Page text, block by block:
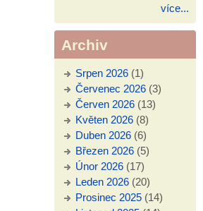
více...
Archiv
Srpen 2026(1)
Červenec 2026(3)
Červen 2026(13)
Květen 2026(8)
Duben 2026(6)
Březen 2026(5)
Únor 2026(17)
Leden 2026(20)
Prosinec 2025(14)